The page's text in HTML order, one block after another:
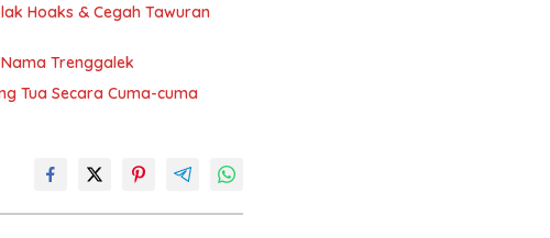
Hoaks & Cegah Tawuran
Trenggalek
Tua Secara Cuma-cuma